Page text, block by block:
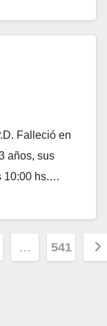
Falleció en
años, sus
10:00 hs.…
… 541